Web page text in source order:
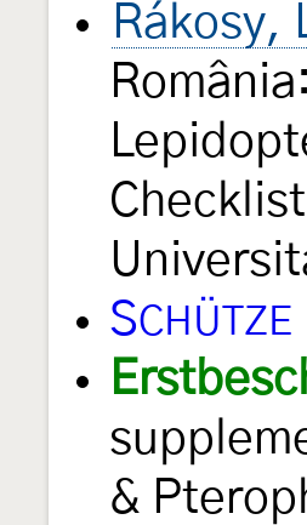
Rákosy,
SCHÜTZE
&